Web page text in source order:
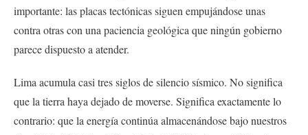
importante: las placas tectónicas siguen empujándose unas
contra otras con una paciencia geológica que ningún gobierno
parece dispuesto a atender.
Lima acumula casi tres siglos de silencio sísmico. No significa
que la tierra haya dejado de moverse. Significa exactamente lo
contrario: que la energía continúa almacenándose bajo nuestros